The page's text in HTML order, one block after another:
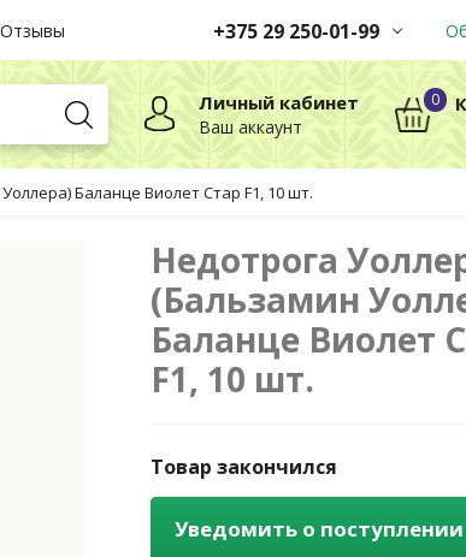
Отзывы +375 29 250-01-99
автоматически через корзину
круглосуточно без выходных
+375 29 250-01-99
Личный кабинет
Ваш аккаунт
0
Баланце Виолет Стар F1, 10 шт.
Недотрога
(Бальзамин
Баланце Виолет
F1, 10 шт.
Товар закончился
Уведомить о поступлении